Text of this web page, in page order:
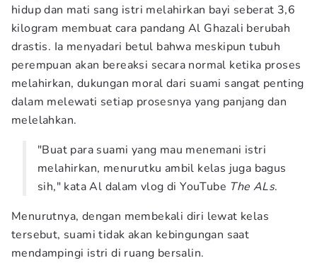
hidup dan mati sang istri melahirkan bayi seberat 3,6
kilogram membuat cara pandang Al Ghazali berubah
drastis. Ia menyadari betul bahwa meskipun tubuh
perempuan akan bereaksi secara normal ketika proses
melahirkan, dukungan moral dari suami sangat penting
dalam melewati setiap prosesnya yang panjang dan
melelahkan.
"Buat para suami yang mau menemani istri
melahirkan, menurutku ambil kelas juga bagus
sih," kata Al dalam vlog di YouTube The ALs.
Menurutnya, dengan membekali diri lewat kelas
tersebut, suami tidak akan kebingungan saat
mendampingi istri di ruang bersalin.